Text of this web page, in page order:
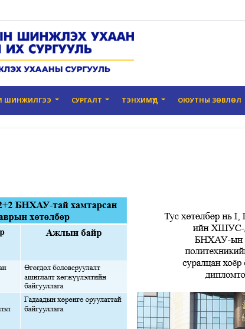
ШИНЖИЛГЭЭ СУРГАЛТ ТЭНХИМҮҮД ОЮУТНЫ ЗӨВЛӨЛ